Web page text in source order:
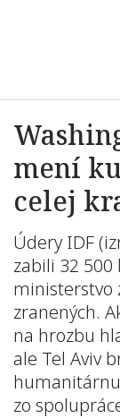
mení
celej
Údery IDF
zabili 32
ministerstvo
zranených.
na hrozbu
ale Tel Aviv
zo